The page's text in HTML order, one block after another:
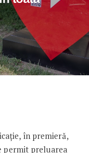
în premieră,
permit preluarea